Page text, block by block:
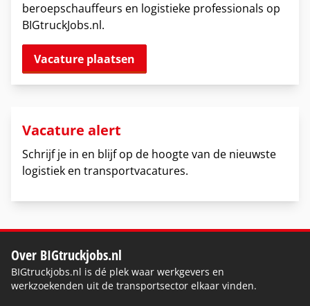
beroepschauffeurs en logistieke professionals op
BIGtruckJobs.nl.
Vacature plaatsen
Vacature alert
Schrijf je in en blijf op de hoogte van de nieuwste
logistiek en transportvacatures.
Over BIGtruckjobs.nl
BIGtruckjobs.nl is dé plek waar werkgevers en
werkzoekenden uit de transportsector elkaar vinden.